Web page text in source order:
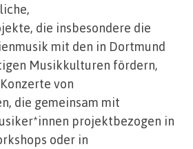
die insbesondere die
mit den in Dortmund
Musikkulturen fördern,
von
die gemeinsam mit
projektbezogen in
oder in